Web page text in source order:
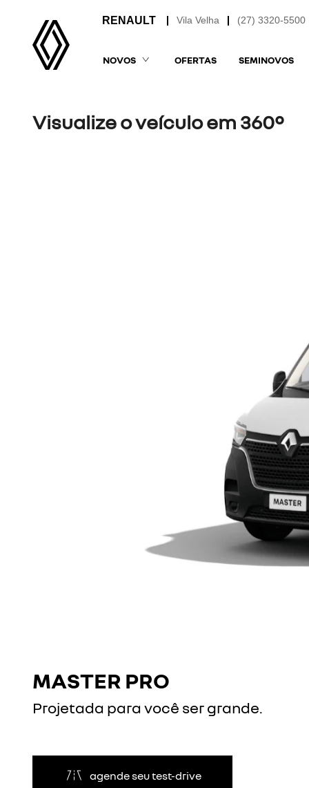
(27) 3320-5500
Vila Velha
NOVOS OFERTAS SEMINOVOS
Visualize o veículo em 360°
MASTER PRO
Projetada para você ser grande.
agende seu test-drive